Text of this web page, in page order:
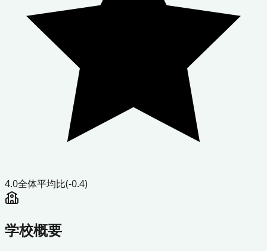
4.0全体平均比(-0.4)
学校概要